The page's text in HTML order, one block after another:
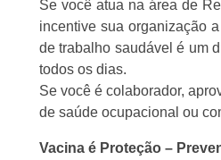
Se você atua na área de
incentive sua organização
de trabalho saudável é um
todos os dias.
Se você é colaborador,
de saúde ocupacional ou
Vacina é Proteção –